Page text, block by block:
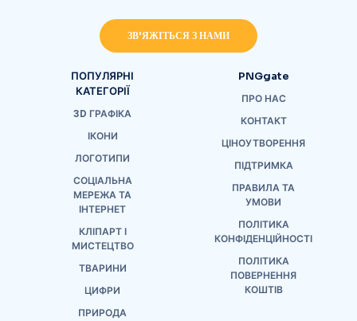
ЗВ'ЯЖІТЬСЯ З НАМИ
ПОПУЛЯРНІ
КАТЕГОРІЇ
3D ГРАФІКА
ІКОНИ
ЛОГОТИПИ
СОЦІАЛЬНА
МЕРЕЖА ТА
ІНТЕРНЕТ
КЛІПАРТ І
МИСТЕЦТВО
ТВАРИНИ
ЦИФРИ
ПРИРОДА
PNGgate
ПРО НАС
КОНТАКТ
ЦІНОУТВОРЕННЯ
ПІДТРИМКА
ПРАВИЛА ТА
УМОВИ
ПОЛІТИКА
КОНФІДЕНЦІЙНОСТІ
ПОЛІТИКА
ПОВЕРНЕННЯ
КОШТІВ